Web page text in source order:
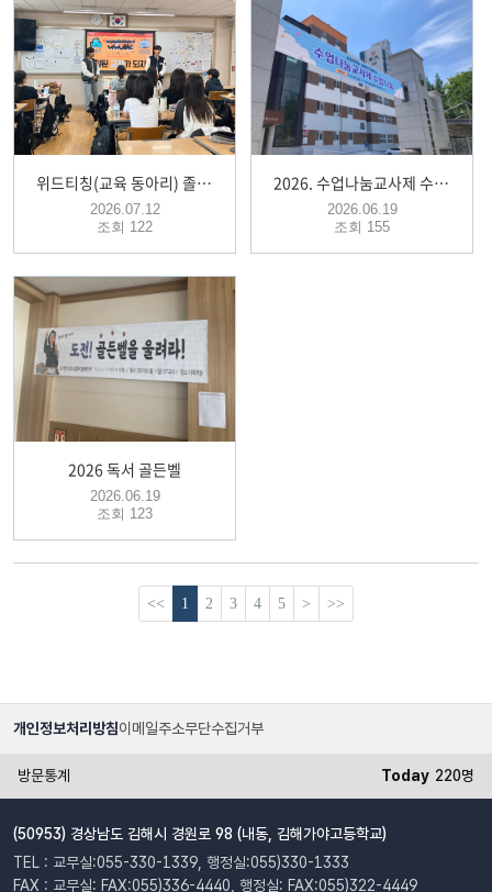
위드티칭(교육 동아리) 졸업생 선배 특강 및 활동 사진
2026.07.12
조회 122
2026. 수업나눔교사제 수업나눔
2026.06.19
조회 155
2026 독서 골든벨
2026.06.19
조회 123
<< 1 2 3 4 5 > >>
개인정보처리방침이메일주소무단수집거부
방문통계 Today 220명
(50953) 경상남도 김해시 경원로 98 (내동, 김해가야고등학교)
TEL : 교무실:055-330-1339, 행정실:055)330-1333
FAX : 교무실: FAX:055)336-4440, 행정실: FAX:055)322-4449